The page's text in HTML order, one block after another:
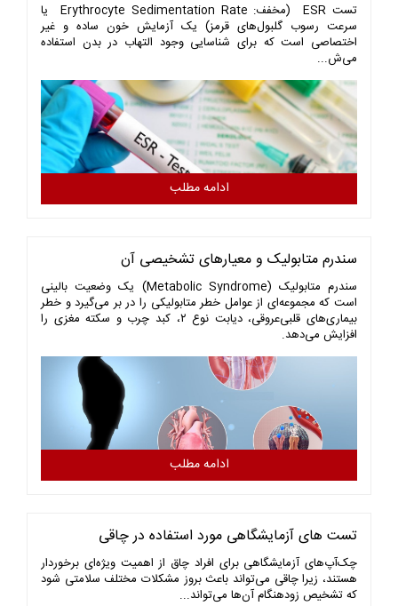
تست ESR (مخفف: Erythrocyte Sedimentation Rate یا
سرعت رسوب گلبول‌های قرمز) یک آزمایش خون ساده و غیر
اختصاصی است که برای شناسایی وجود التهاب در بدن استفاده
می‌ش...
ادامه مطلب
سندرم متابولیک و معیارهای تشخیصی آن
سندرم متابولیک (Metabolic Syndrome) یک وضعیت بالینی
است که مجموعه‌ای از عوامل خطر متابولیکی را در بر می‌گیرد و خطر
بیماری‌های قلبی‌عروقی، دیابت نوع ۲، کبد چرب و سکته مغزی را
افزایش می‌دهد.
ادامه مطلب
تست های آزمایشگاهی مورد استفاده در چاقی
چک‌آپ‌های آزمایشگاهی برای افراد چاق از اهمیت ویژه‌ای برخوردار
هستند، زیرا چاقی می‌تواند باعث بروز مشکلات مختلف سلامتی شود
که تشخیص زودهنگام آن‌ها می‌تواند...